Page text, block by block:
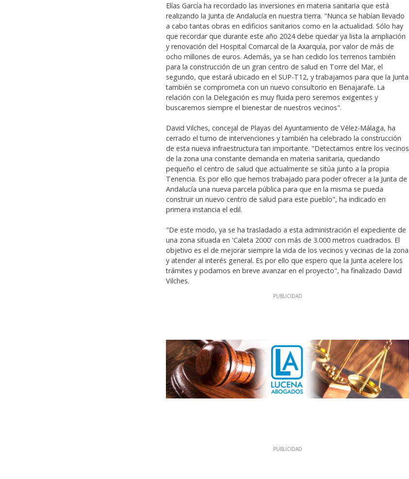
Elías García ha recordado las inversiones en materia sanitaria que está
realizando la Junta de Andalucía en nuestra tierra. "Nunca se habían llevado
a cabo tantas obras en edificios sanitarios como en la actualidad. Sólo hay
que recordar que durante este año 2024 debe quedar ya lista la ampliación
y renovación del Hospital Comarcal de la Axarquía, por valor de más de
ocho millones de euros. Además, ya se han cedido los terrenos también
para la construcción de un gran centro de salud en Torre del Mar, el
segundo, que estará ubicado en el SUP-T12, y trabajamos para que la Junta
también se comprometa con un nuevo consultorio en Benajarafe. La
relación con la Delegación es muy fluida pero seremos exigentes y
buscaremos siempre el bienestar de nuestros vecinos".
David Vilches, concejal de Playas del Ayuntamiento de Vélez-Málaga, ha
cerrado el turno de intervenciones y también ha celebrado la construcción
de esta nueva infraestructura tan importante. "Detectamos entre los vecinos
de la zona una constante demanda en materia sanitaria, quedando
pequeño el centro de salud que actualmente se sitúa junto a la propia
Tenencia. Es por ello que hemos trabajado para poder ofrecer a la Junta de
Andalucía una nueva parcela pública para que en la misma se pueda
construir un nuevo centro de salud para este pueblo", ha indicado en
primera instancia el edil.
"De este modo, ya se ha trasladado a esta administración el expediente de
una zona situada en 'Caleta 2000' con más de 3.000 metros cuadrados. El
objetivo es el de mejorar siempre la vida de los vecinos y vecinas de la zona
y atender al interés general. Es por ello que espero que la Junta acelere los
trámites y podamos en breve avanzar en el proyecto", ha finalizado David
Vilches.